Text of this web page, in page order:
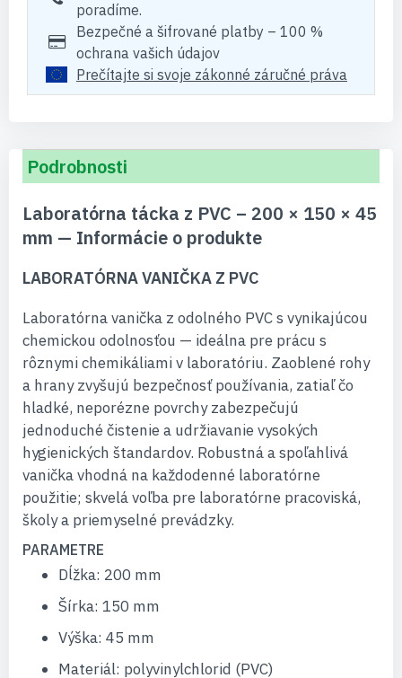
poradíme.
Bezpečné a šifrované platby – 100 %
ochrana vašich údajov
Prečítajte si svoje zákonné záručné práva
Podrobnosti
Laboratórna tácka z PVC – 200 × 150 × 45
mm — Informácie o produkte
LABORATÓRNA VANIČKA Z PVC
Laboratórna vanička z odolného PVC s vynikajúcou
chemickou odolnosťou — ideálna pre prácu s
rôznymi chemikáliami v laboratóriu. Zaoblené rohy
a hrany zvyšujú bezpečnosť používania, zatiaľ čo
hladké, neporézne povrchy zabezpečujú
jednoduché čistenie a udržiavanie vysokých
hygienických štandardov. Robustná a spoľahlivá
vanička vhodná na každodenné laboratórne
použitie; skvelá voľba pre laboratórne pracoviská,
školy a priemyselné prevádzky.
PARAMETRE
Dĺžka: 200 mm
Šírka: 150 mm
Výška: 45 mm
Materiál: polyvinylchlorid (PVC)